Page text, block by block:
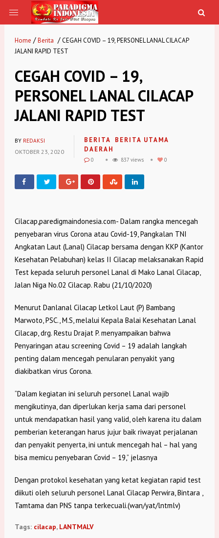
Home / Berita / CEGAH COVID – 19, PERSONEL LANAL CILACAP
JALANI RAPID TEST
CEGAH COVID – 19,
PERSONEL LANAL CILACAP
JALANI RAPID TEST
BY REDAKSI
OKTOBER 23, 2020
BERITA
BERITA UTAMA
DAERAH
0 837 views 0
Cilacap,paredigmaindonesia.com- Dalam rangka mencegah
penyebaran virus Corona atau Covid-19, Pangkalan TNI
Angkatan Laut (Lanal) Cilacap bersama dengan KKP (Kantor
Kesehatan Pelabuhan) kelas II Cilacap melaksanakan Rapid
Test kepada seluruh personel Lanal di Mako Lanal Cilacap,
Jalan Niga No.02 Cilacap. Rabu (21/10/2020)
Menurut Danlanal Cilacap Letkol Laut (P) Bambang
Marwoto, PSC., M.S, melalui Kepala Balai Kesehatan Lanal
Cilacap, drg. Restu Drajat P. menyampaikan bahwa
Penyaringan atau screening Covid – 19 adalah langkah
penting dalam mencegah penularan penyakit yang
diakibatkan virus Corona.
“Dalam kegiatan ini seluruh personel Lanal wajib
mengikutinya, dan diperlukan kerja sama dari personel
untuk mendapatkan hasil yang valid, oleh karena itu dalam
pemberian keterangan harus jujur baik riwayat perjalanan
dan penyakit penyerta, ini untuk mencegah hal – hal yang
bisa memicu penyebaran Covid – 19,” jelasnya
Dengan protokol kesehatan yang ketat kegiatan rapid test
diikuti oleh seluruh personel Lanal Cilacap Perwira, Bintara ,
Tamtama dan PNS tanpa terkecuali.(wan/yat/lntmlv)
Tags: cilacap, LANTMALV